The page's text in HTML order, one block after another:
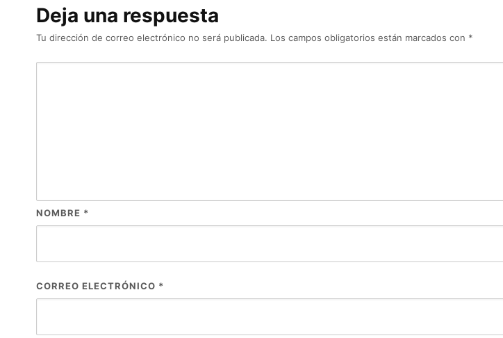
Deja una respuesta
Tu dirección de correo electrónico no será publicada. Los campos obligatorios están marcados con *
NOMBRE *
CORREO ELECTRÓNICO *